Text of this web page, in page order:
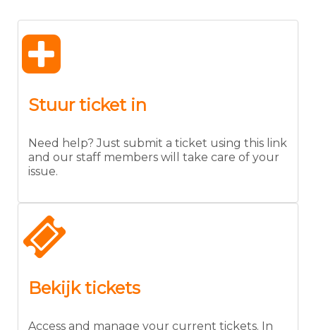
Stuur ticket in
Need help? Just submit a ticket using this link
and our staff members will take care of your
issue.
Bekijk tickets
Access and manage your current tickets. In